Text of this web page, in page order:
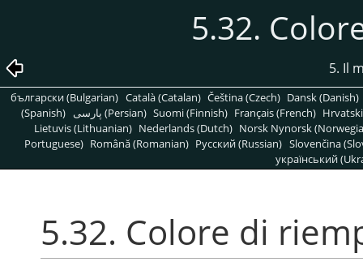
5.32.
5. Il
български (Bulgarian) Català (Catalan) Čeština (Czech) Dansk (Danish)
(Spanish)
پارسی (Persian) Suomi (Finnish) Français (French)
Lietuvis (Lithuanian) Nederlands (Dutch) Norsk Nynorsk
Portuguese) Română (Romanian) Pусский (Russian) Slovenčina
український
5.32. Colore di